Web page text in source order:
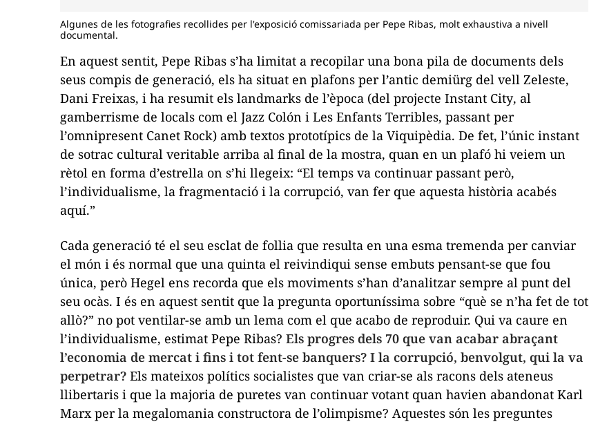
Algunes de les fotografies recollides per l'exposició comissariada per Pepe Ribas, molt exhaustiva a nivell
documental.
En aquest sentit, Pepe Ribas s’ha limitat a recopilar una bona pila de documents dels
seus compis de generació, els ha situat en plafons per l’antic demiürg del vell Zeleste,
Dani Freixas, i ha resumit els landmarks de l’època (del projecte Instant City, al
gamberrisme de locals com el Jazz Colón i Les Enfants Terribles, passant per
l’omnipresent Canet Rock) amb textos prototípics de la Viquipèdia. De fet, l’únic instant
de sotrac cultural veritable arriba al final de la mostra, quan en un plafó hi veiem un
rètol en forma d’estrella on s’hi llegeix: “El temps va continuar passant però,
l’individualisme, la fragmentació i la corrupció, van fer que aquesta història acabés
aquí.”
Cada generació té el seu esclat de follia que resulta en una esma tremenda per canviar
el món i és normal que una quinta el reivindiqui sense embuts pensant-se que fou
única, però Hegel ens recorda que els moviments s’han d’analitzar sempre al punt del
seu ocàs. I és en aquest sentit que la pregunta oportuníssima sobre “què se n’ha fet de tot
allò?” no pot ventilar-se amb un lema com el que acabo de reproduir. Qui va caure en
l’individualisme, estimat Pepe Ribas? Els progres dels 70 que van acabar abraçant
l’economia de mercat i fins i tot fent-se banquers? I la corrupció, benvolgut, qui la va
perpetrar? Els mateixos polítics socialistes que van criar-se als racons dels ateneus
llibertaris i que la majoria de puretes van continuar votant quan havien abandonat Karl
Marx per la megalomania constructora de l’olimpisme? Aquestes són les preguntes